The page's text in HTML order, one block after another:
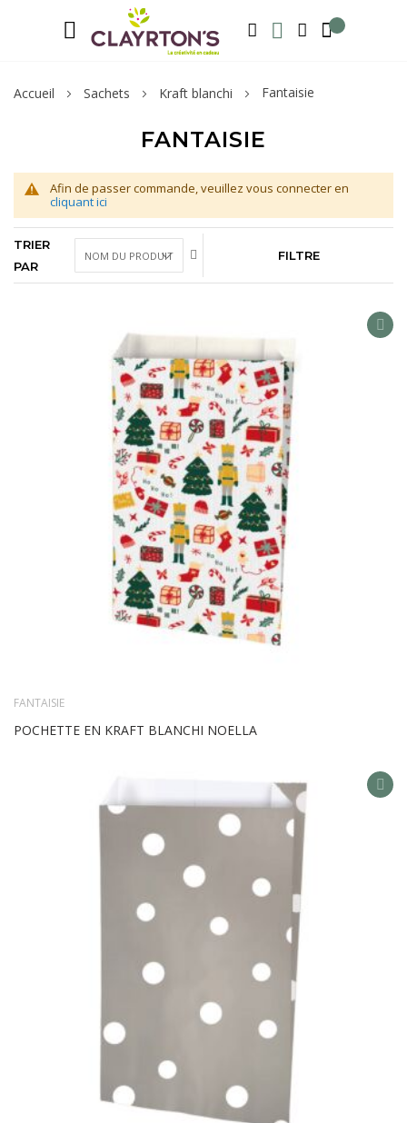
RECHERCHER MA LISTE D'ENVIE MON COMPTE
Accueil Sachets Kraft blanchi Fantaisie
FANTAISIE
Afin de passer commande, veuillez vous connecter en
cliquant ici
TRIER
PAR
FILTRE
ADD
FANTAISIE
POCHETTE EN KRAFT BLANCHI NOELLA
ADD